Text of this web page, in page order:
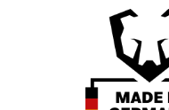
Ansicht von unten